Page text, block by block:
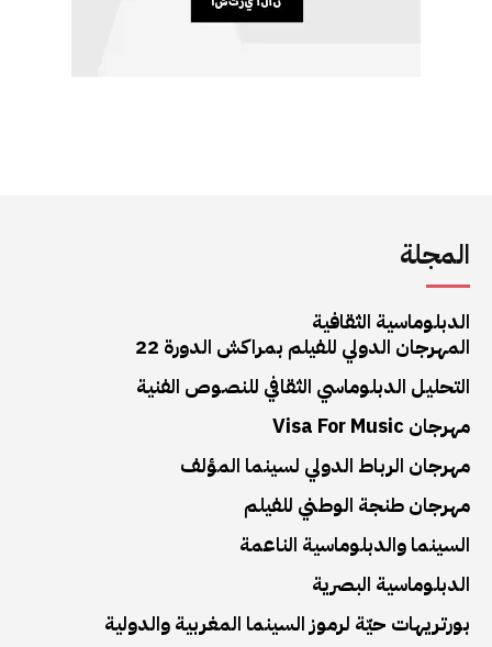
المجلة
الدبلوماسية الثقافية
المهرجان الدولي للفيلم بمراكش الدورة 22
التحليل الدبلوماسي الثقافي للنصوص الفنية
مهرجان Visa For Music
مهرجان الرباط الدولي لسينما المؤلف
مهرجان طنجة الوطني للفيلم
السينما والدبلوماسية الناعمة
الدبلوماسية البصرية
بورتريهات حيّة لرموز السينما المغربية والدولية